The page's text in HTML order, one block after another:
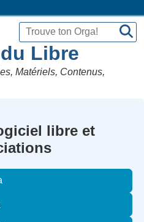
Libre
Matériels, Contenus,
libre et